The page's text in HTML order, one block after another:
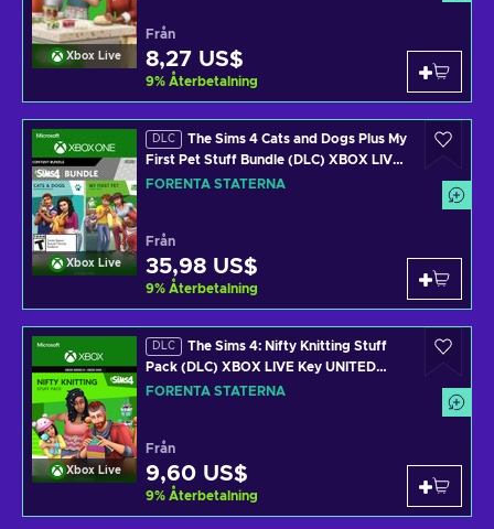
Xbox Live
Från
8,27 US$
9% Återbetalning
Xbox Live
DLC
The Sims 4 Cats and Dogs Plus My
First Pet Stuff Bundle (DLC) XBOX LIVE
Key UNITED STATES
FÖRENTA STATERNA
Från
35,98 US$
9% Återbetalning
Xbox Live
DLC
The Sims 4: Nifty Knitting Stuff
Pack (DLC) XBOX LIVE Key UNITED
STATES
FÖRENTA STATERNA
Från
9,60 US$
9% Återbetalning